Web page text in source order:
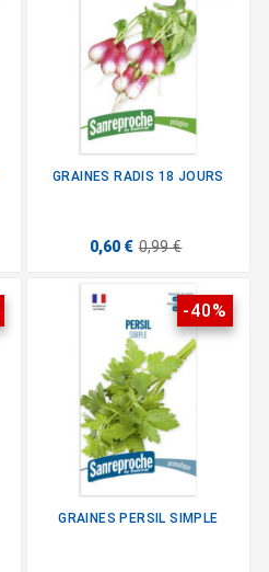
GRAINES RADIS 18 JOURS
0,60 € 0,99 €
-40%
GRAINES PERSIL SIMPLE